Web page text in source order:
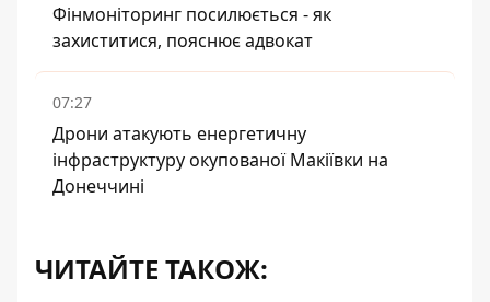
Фінмоніторинг посилюється - як
захиститися, пояснює адвокат
07:27
Дрони атакують енергетичну
інфраструктуру окупованої Макіївки на
Донеччині
ЧИТАЙТЕ ТАКОЖ: